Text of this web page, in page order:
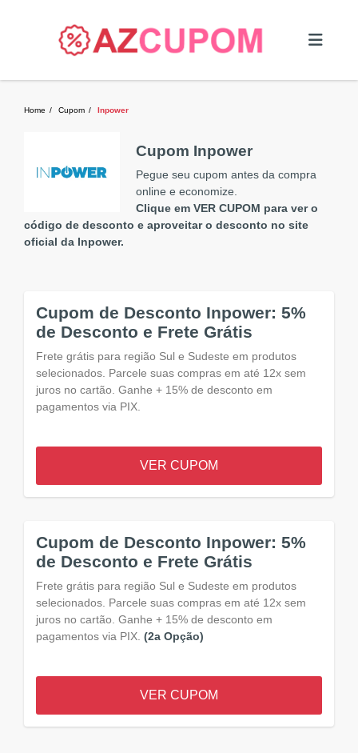
Home Cupom Inpower
Cupom Inpower
Pegue seu cupom antes da compra
online e economize.
Clique em VER CUPOM para ver o
código de desconto e aproveitar o desconto no site
oficial da Inpower.
Cupom de Desconto Inpower: 5%
de Desconto e Frete Grátis
Frete grátis para região Sul e Sudeste em produtos
selecionados. Parcele suas compras em até 12x sem
juros no cartão. Ganhe + 15% de desconto em
pagamentos via PIX.
VER CUPOM
Cupom de Desconto Inpower: 5%
de Desconto e Frete Grátis
Frete grátis para região Sul e Sudeste em produtos
selecionados. Parcele suas compras em até 12x sem
juros no cartão. Ganhe + 15% de desconto em
pagamentos via PIX. (2a Opção)
VER CUPOM